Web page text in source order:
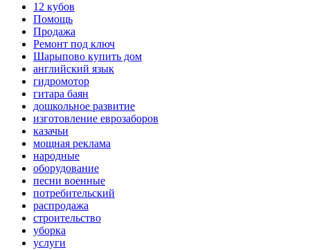
12 кубов
Помощь
Продажа
Ремонт под ключ
Шарыпово купить дом
английский язык
гидромотор
гитара баян
дошкольное развитие
изготовление еврозаборов
казачьи
мощная реклама
народные
оборудование
песни военные
потребительский
распродажа
строительство
уборка
услуги